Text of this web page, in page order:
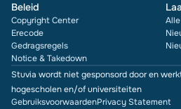
Beleid
Copyright Center
Erecode
Gedragsregels
Notice & Takedown
Stuvia wordt niet gesponsord door en
hogescholen en/of universiteiten
GebruiksvoorwaardenPrivacy Statement